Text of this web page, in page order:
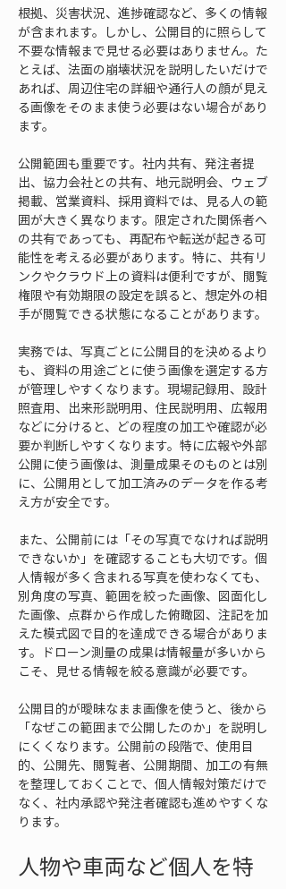
根拠、災害状況、進捗確認など、多くの情報
が含まれます。しかし、公開目的に照らして
不要な情報まで見せる必要はありません。た
とえば、法面の崩壊状況を説明したいだけで
あれば、周辺住宅の詳細や通行人の顔が見え
る画像をそのまま使う必要はない場合があり
ます。
公開範囲も重要です。社内共有、発注者提
出、協力会社との共有、地元説明会、ウェブ
掲載、営業資料、採用資料では、見る人の範
囲が大きく異なります。限定された関係者へ
の共有であっても、再配布や転送が起きる可
能性を考える必要があります。特に、共有リ
ンクやクラウド上の資料は便利ですが、閲覧
権限や有効期限の設定を誤ると、想定外の相
手が閲覧できる状態になることがあります。
実務では、写真ごとに公開目的を決めるより
も、資料の用途ごとに使う画像を選定する方
が管理しやすくなります。現場記録用、設計
照査用、出来形説明用、住民説明用、広報用
などに分けると、どの程度の加工や確認が必
要か判断しやすくなります。特に広報や外部
公開に使う画像は、測量成果そのものとは別
に、公開用として加工済みのデータを作る考
え方が安全です。
また、公開前には「その写真でなければ説明
できないか」を確認することも大切です。個
人情報が多く含まれる写真を使わなくても、
別角度の写真、範囲を絞った画像、図面化し
た画像、点群から作成した俯瞰図、注記を加
えた模式図で目的を達成できる場合がありま
す。ドローン測量の成果は情報量が多いから
こそ、見せる情報を絞る意識が必要です。
公開目的が曖昧なまま画像を使うと、後から
「なぜこの範囲まで公開したのか」を説明し
にくくなります。公開前の段階で、使用目
的、公開先、閲覧者、公開期間、加工の有無
を整理しておくことで、個人情報対策だけで
なく、社内承認や発注者確認も進めやすくな
ります。
人物や車両など個人を特